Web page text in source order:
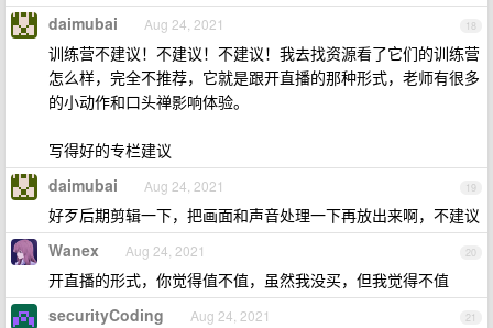
18
daimubai Aug 24, 2021
训练营不建议！不建议！不建议！我去找资源看了它们的训练营
怎么样，完全不推荐，它就是跟开直播的那种形式，老师有很多
的小动作和口头禅影响体验。
写得好的专栏建议
19
daimubai Aug 24, 2021
好歹后期剪辑一下，把画面和声音处理一下再放出来啊，不建议
20
Wanex Aug 24, 2021
开直播的形式，你觉得值不值，虽然我没买，但我觉得不值
21
securityCoding Aug 24, 2021